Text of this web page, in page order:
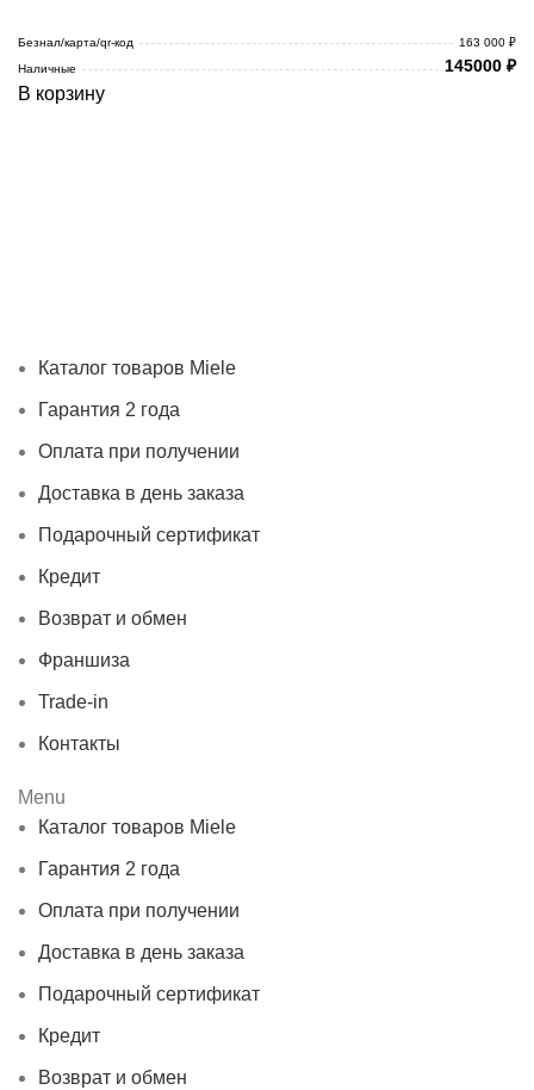
Безнал/карта/qr-код
163 000 ₽
Наличные
145000 ₽
В корзину
Каталог товаров Miele
Гарантия 2 года
Оплата при получении
Доставка в день заказа
Подарочный сертификат
Кредит
Возврат и обмен
Франшиза
Trade-in
Контакты
Menu
Каталог товаров Miele
Гарантия 2 года
Оплата при получении
Доставка в день заказа
Подарочный сертификат
Кредит
Возврат и обмен